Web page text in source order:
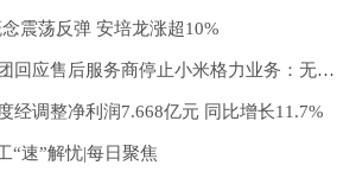
震荡反弹 安培龙涨超10%
【快播报】美的集团回应售后服务商停止小米格力业务：无强制排他性合作行为
经调整净利润7.668亿元 同比增长11.7%
“速”解忧|每日聚焦